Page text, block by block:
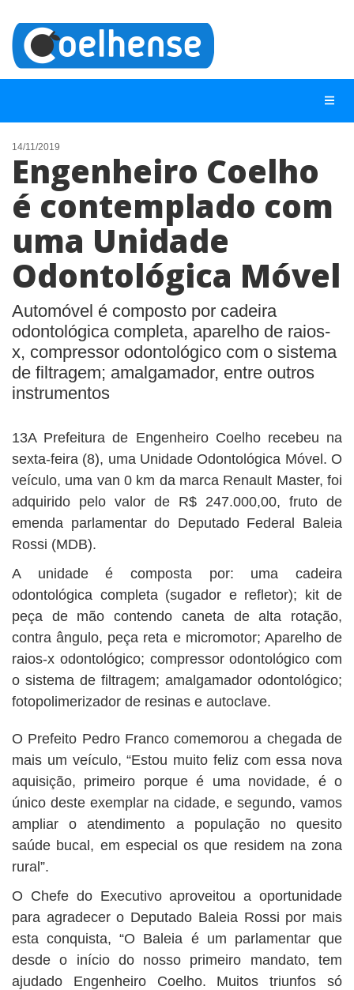
NOTÍCIAS
LISTA DIGITAL
TELEFONES ÚTEIS
ANUNCIE
BUSCAR
14/11/2019
Engenheiro Coelho
é contemplado com
uma Unidade
Odontológica Móvel
Automóvel é composto por cadeira
odontológica completa, aparelho de raios-
x, compressor odontológico com o sistema
de filtragem; amalgamador, entre outros
instrumentos
13A Prefeitura de Engenheiro Coelho recebeu na
sexta-feira (8), uma Unidade Odontológica Móvel. O
veículo, uma van 0 km da marca Renault Master, foi
adquirido pelo valor de R$ 247.000,00, fruto de
emenda parlamentar do Deputado Federal Baleia
Rossi (MDB).
A unidade é composta por: uma cadeira
odontológica completa (sugador e refletor); kit de
peça de mão contendo caneta de alta rotação,
contra ângulo, peça reta e micromotor; Aparelho de
raios-x odontológico; compressor odontológico com
o sistema de filtragem; amalgamador odontológico;
fotopolimerizador de resinas e autoclave.
O Prefeito Pedro Franco comemorou a chegada de
mais um veículo, “Estou muito feliz com essa nova
aquisição, primeiro porque é uma novidade, é o
único deste exemplar na cidade, e segundo, vamos
ampliar o atendimento a população no quesito
saúde bucal, em especial os que residem na zona
rural”.
O Chefe do Executivo aproveitou a oportunidade
para agradecer o Deputado Baleia Rossi por mais
esta conquista, “O Baleia é um parlamentar que
desde o início do nosso primeiro mandato, tem
ajudado Engenheiro Coelho. Muitos triunfos só